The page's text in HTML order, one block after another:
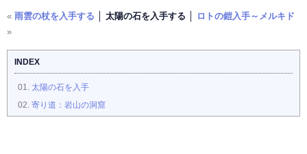
« 雨雲の杖を入手する │ 太陽の石を入手する │
ロトの鎧入手～メルキド
»
INDEX
太陽の石を入手
寄り道：岩山の洞窟